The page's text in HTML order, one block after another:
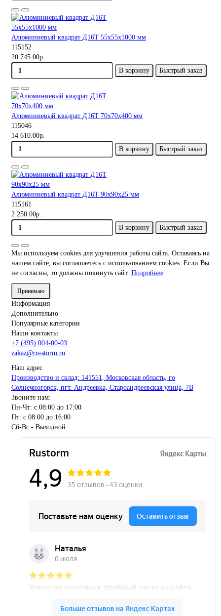
Алюминиевый квадрат Д16Т 55х55х1000 мм
115152
20 745.00р.
В корзину
Быстрый заказ
Алюминиевый квадрат Д16Т 70х70х400 мм
115046
14 610.00р.
В корзину
Быстрый заказ
Алюминиевый квадрат Д16Т 90х90х25 мм
115161
2 250.00р.
В корзину
Быстрый заказ
Мы используем cookies для улучшения работы сайта. Оставаясь на
нашем сайте, вы соглашаетесь с использованием cookies. Если Вы
не согласны, то должны покинуть сайт. Подробнее
Принимаю
Информация
Дополнительно
Популярные категории
Наши контакты
+7 (495) 004-00-03
zakaz@ru-storm.ru
Наш адрес
Производство и склад: 141551, Московская область, го
Солнечногорск, пгт. Андреевка, Староандреевская улица, 7В
Звоните нам:
Пн-Чт: с 08:00 до 17:00
Пт: с 08:00 до 16:00
Сб-Вс - Выходной